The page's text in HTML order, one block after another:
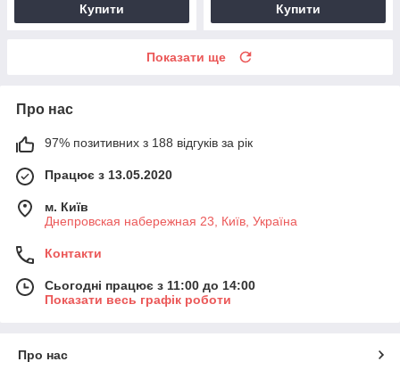
Купити Купити
Показати ще
Про нас
97% позитивних з 188 відгуків за рік
Працює з 13.05.2020
м. Київ
Днепровская набережная 23, Київ, Україна
Контакти
Сьогодні працює з 11:00 до 14:00
Показати весь графік роботи
Про нас